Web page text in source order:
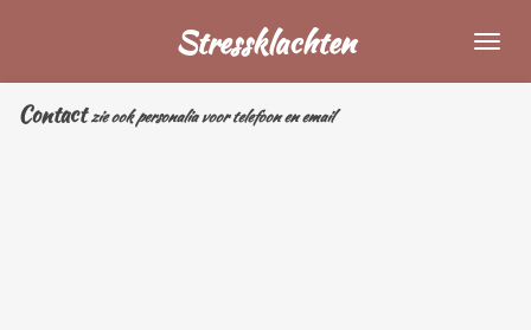
naar
de
Stressklachten
Contactzie ook personalia voor telefoon en email